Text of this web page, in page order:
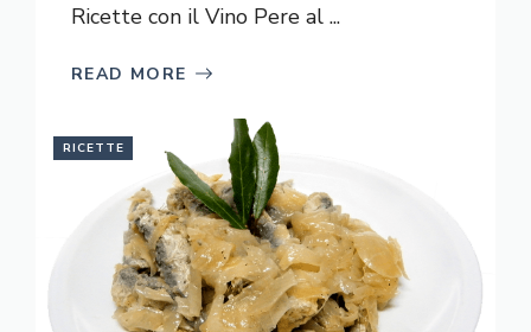
Ricette con il Vino Pere al ...
READ MORE
RICETTE